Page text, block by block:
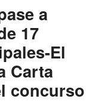
a
17
El
Carta
concurso